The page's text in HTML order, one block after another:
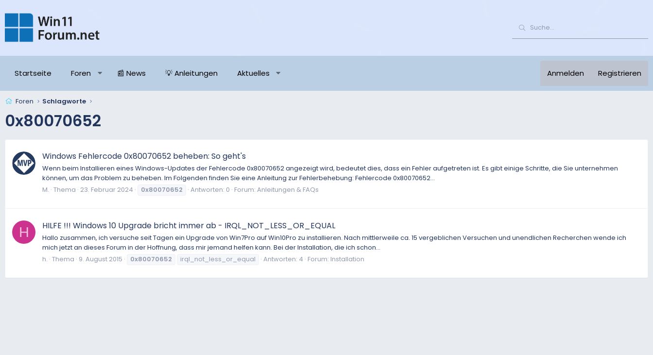
Startseite Foren 📰 News 💡 Anleitungen Aktuelles Anmelden Registrieren
Foren Schlagworte
0x80070652
Windows Fehlercode 0x80070652 beheben: So geht's
Wenn beim Installieren eines Windows-Updates der Fehlercode 0x80070652 angezeigt wird, bedeutet dies, dass ein Fehler aufgetreten ist. Es gibt einige Schritte, die Sie unternehmen
können, um das Problem zu beheben. Im Folgenden finden Sie eine Anleitung zur Fehlerbehebung: Fehlercode 0x80070652...
M. Thema 23. Februar 2024 0x80070652 Antworten: 0 Forum: Anleitungen & FAQs
H HILFE !!! Windows 10 Upgrade bricht immer ab - IRQL_NOT_LESS_OR_EQUAL
Hallo zusammen, ich versuche seit Tagen ein Upgrade von Win7Pro auf Win10Pro zu installieren. Nach mittlerweile ca. 15 vergeblichen Versuchen und unendlichen Recherchen wende ich
mich jetzt an dieses Forum in der Hoffnung, dass mir jemand helfen kann. Bei der Installation, die ich schon...
h. Thema 9. August 2015 0x80070652 irql_not_less_or_equal Antworten: 4 Forum: Installation